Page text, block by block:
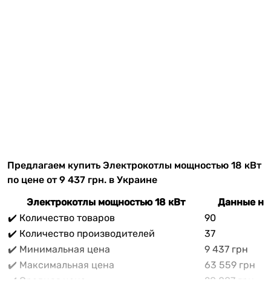
Предлагаем купить Электрокотлы мощностью 18 кВт
по цене от 9 437 грн. в Украине
Электрокотлы мощностью 18 кВт
Данные
✔️ Количество товаров
90
✔️ Количество производителей
37
✔️ Минимальная цена
9 437 грн
✔️ Максимальная цена
63 559 грн
✔️ Средняя цена
28 087 грн